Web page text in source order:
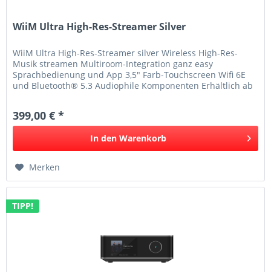
WiiM Ultra High-Res-Streamer Silver
WiiM Ultra High-Res-Streamer silver Wireless High-Res-
Musik streamen Multiroom-Integration ganz easy
Sprachbedienung und App 3,5" Farb-Touchscreen Wifi 6E
und Bluetooth® 5.3 Audiophile Komponenten Erhältlich ab
399,00 € *
In den Warenkorb
Merken
TIPP!